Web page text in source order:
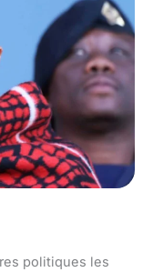
politiques les